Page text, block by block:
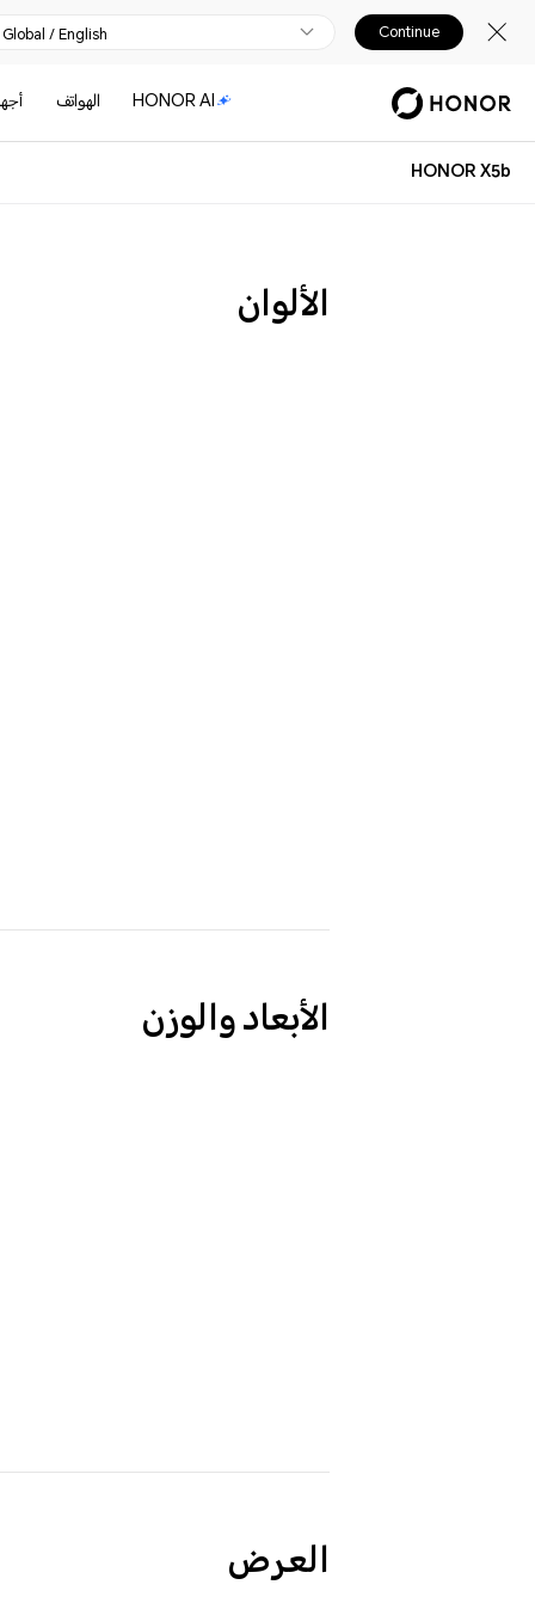
Global / English Continue
HONOR AI الهواتف
HONOR X5b
الألوان
الأبعاد والوزن
العرض